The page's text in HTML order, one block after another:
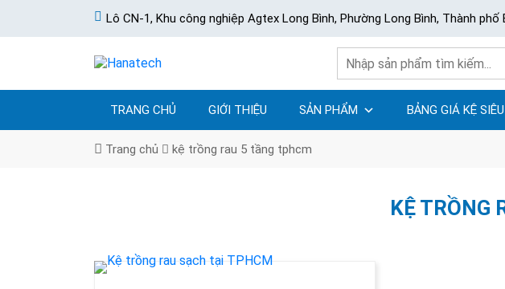
Lô CN-1, Khu công nghiệp Agtex Long Bình, Phường Long Bình, Thành phố
TRANG CHỦ GIỚI THIỆU SẢN PHẨM BẢNG GIÁ KỆ
Trang chủ kệ trồng rau 5 tầng tphcm
KỆ TRỒNG